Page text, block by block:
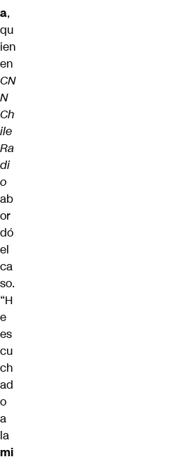
a,
qu
ien
en
CN
N
Ch
ile
Ra
di
o
ab
or
dó
el
ca
so.
“H
e
es
cu
ch
ad
o
a
la
mi